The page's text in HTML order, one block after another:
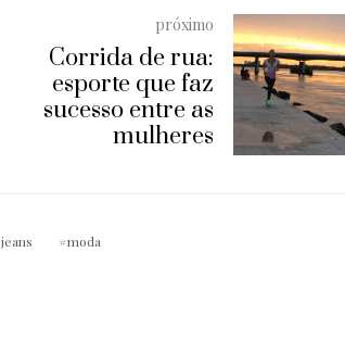
próximo
Corrida de rua:
esporte que faz
sucesso entre as
mulheres
jeans moda